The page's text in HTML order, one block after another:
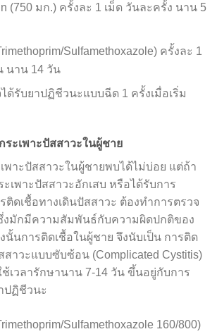
(750 มก.) ครั้งละ 1 เม็ด วันละครั้ง นาน 5
Sulfamethoxazole) ครั้งละ 1
นาน 14 วัน
ด้รับยาปฏิชีวนะแบบฉีด 1 ครั้งเมื่อเริ่ม
ระเพาะปัสสาวะในผู้ชาย
พาะปัสสาวะในผู้ชายพบได้ไม่บ่อย แต่ถ้า
เพาะปัสสาวะอักเสบ หรือได้รับการ
ติดเชื้อทางเดินปัสสาวะ ต้องทำการตรวจ
งมักมีความสัมพันธ์กับความผิดปกติของ
นั้นการติดเชื้อในผู้ชาย จึงนับเป็น การติด
สาวะแบบซับซ้อน (Complicated Cystitis)
ช้เวลารักษานาน 7-14 วัน ขึ้นอยู่กับการ
ปฏิชีวนะ
Sulfamethoxazole 160/800)